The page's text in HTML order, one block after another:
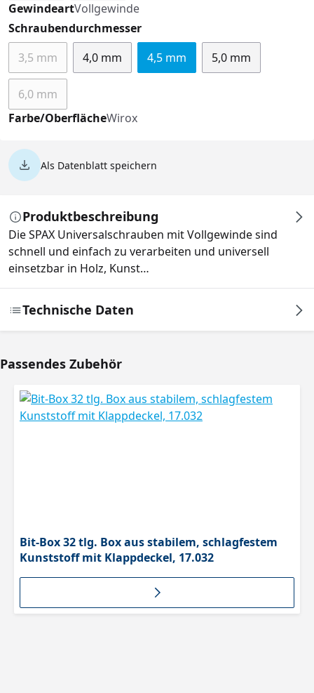
GewindeartVollgewinde
Schraubendurchmesserauswählen
3,5 mm(Diese Option ist zurzeit nicht verfügbar.)
4,0 mm 4,5 mm 5,0 mm
6,0 mm(Diese Option ist zurzeit nicht verfügbar.)
Farbe/OberflächeWirox
Als Datenblatt speichern
Produktbeschreibung
Die SPAX Universalschrauben mit Vollgewinde sind
schnell und einfach zu verarbeiten und universell
einsetzbar in Holz, Kunst…
Technische Daten
Passendes Zubehör
Produktgalerie überspringen
Bit-Box 32 tlg. Box aus stabilem, schlagfestem
Kunststoff mit Klappdeckel, 17.032